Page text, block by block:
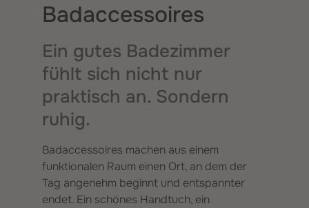
Badaccessoires
Ein gutes Badezimmer
fühlt sich nicht nur
praktisch an. Sondern
ruhig.
Badaccessoires machen aus einem
funktionalen Raum einen Ort, an dem der
Tag angenehm beginnt und entspannter
endet. Ein schönes Handtuch, ein